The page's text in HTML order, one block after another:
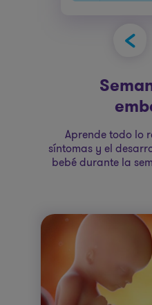
Aprende todo lo
síntomas y el
bebé durante la